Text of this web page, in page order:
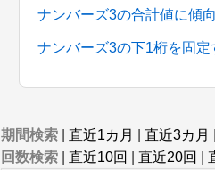
ナンバーズ3の合計値に傾
ナンバーズ3の下1桁を固
期間検索 直近1カ月 直近3カ月
回数検索
直近10回 直近20回